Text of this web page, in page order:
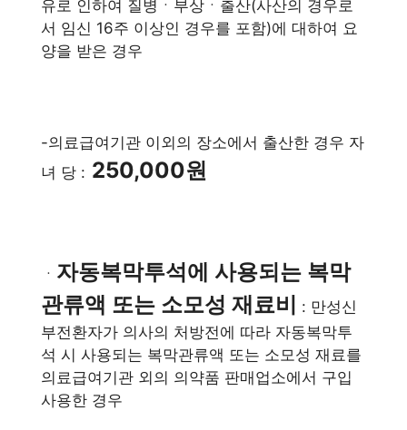
유로 인하여 질병ㆍ부상ㆍ출산(사산의 경우로
서 임신 16주 이상인 경우를 포함)에 대하여 요
양을 받은 경우
-의료급여기관 이외의 장소에서 출산한 경우 자
녀 당 : 250,000원
ㆍ 자동복막투석에 사용되는 복막
관류액 또는 소모성 재료비 : 만성신
부전환자가 의사의 처방전에 따라 자동복막투
석 시 사용되는 복막관류액 또는 소모성 재료를
의료급여기관 외의 의약품 판매업소에서 구입
사용한 경우